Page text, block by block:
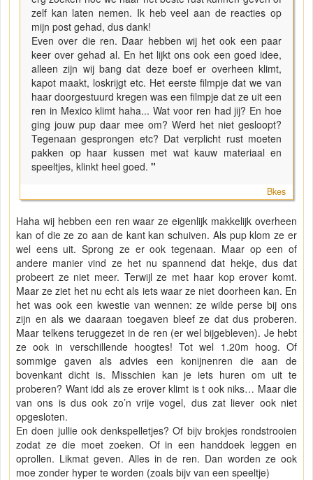
zelf kan laten nemen. Ik heb veel aan de reacties op
mijn post gehad, dus dank!
Even over die ren. Daar hebben wij het ook een paar
keer over gehad al. En het lijkt ons ook een goed idee,
alleen zijn wij bang dat deze boef er overheen klimt,
kapot maakt, loskrijgt etc. Het eerste filmpje dat we van
haar doorgestuurd kregen was een filmpje dat ze uit een
ren in Mexico klimt haha... Wat voor ren had jij? En hoe
ging jouw pup daar mee om? Werd het niet gesloopt?
Tegenaan gesprongen etc? Dat verplicht rust moeten
pakken op haar kussen met wat kauw materiaal en
speeltjes, klinkt heel goed. "
Bkes
Haha wij hebben een ren waar ze eigenlijk makkelijk overheen
kan of die ze zo aan de kant kan schuiven. Als pup klom ze er
wel eens uit. Sprong ze er ook tegenaan. Maar op een of
andere manier vind ze het nu spannend dat hekje, dus dat
probeert ze niet meer. Terwijl ze met haar kop erover komt.
Maar ze ziet het nu echt als iets waar ze niet doorheen kan. En
het was ook een kwestie van wennen: ze wilde perse bij ons
zijn en als we daaraan toegaven bleef ze dat dus proberen.
Maar telkens teruggezet in de ren (er wel bijgebleven). Je hebt
ze ook in verschillende hoogtes! Tot wel 1.20m hoog. Of
sommige gaven als advies een konijnenren die aan de
bovenkant dicht is. Misschien kan je iets huren om uit te
proberen? Want idd als ze erover klimt is t ook niks… Maar die
van ons is dus ook zo’n vrije vogel, dus zat liever ook niet
opgesloten.
En doen jullie ook denkspelletjes? Of bijv brokjes rondstrooien
zodat ze die moet zoeken. Of in een handdoek leggen en
oprollen. Likmat geven. Alles in de ren. Dan worden ze ook
moe zonder hyper te worden (zoals bijv van een speeltje)